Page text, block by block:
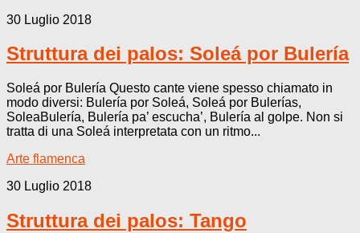
30 Luglio 2018
Struttura dei palos: Soleá por Bulería
Soleá por Bulería Questo cante viene spesso chiamato in
modo diversi: Bulería por Soleá, Soleá por Bulerías,
SoleaBulería, Bulería pa’ escucha’, Bulería al golpe. Non si
tratta di una Soleá interpretata con un ritmo...
Arte flamenca
30 Luglio 2018
Struttura dei palos: Tango